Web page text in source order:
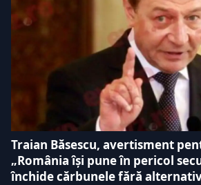
Traian Băsescu, avertisment
„România își pune în pericol
închide cărbunele fără